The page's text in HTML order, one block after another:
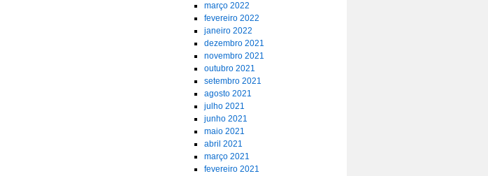
março 2022
fevereiro 2022
janeiro 2022
dezembro 2021
novembro 2021
outubro 2021
setembro 2021
agosto 2021
julho 2021
junho 2021
maio 2021
abril 2021
março 2021
fevereiro 2021